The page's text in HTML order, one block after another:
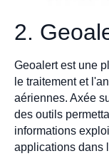
2.
Geoalert est une
le traitement et
aériennes. Axée
des outils
informations
applications dans